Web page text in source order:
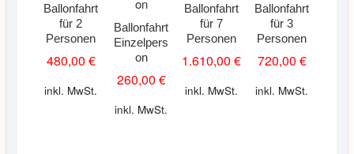
Ballonfahrt
für 2
Personen
480,00 €
inkl. MwSt.
Ballonfahrt
Einzelpers
on
260,00 €
inkl. MwSt.
Ballonfahrt
für 7
Personen
1.610,00€
inkl. MwSt.
Ballonfahrt
für 3
Personen
720,00 €
inkl. MwSt.